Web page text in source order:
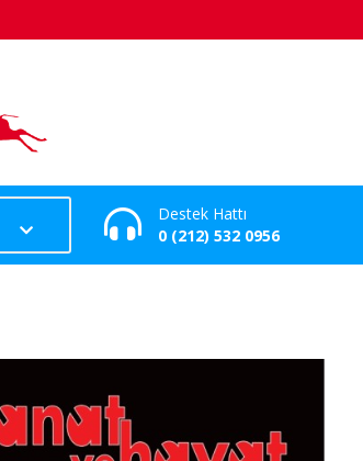
Destek Hattı
0 (212) 532 0956